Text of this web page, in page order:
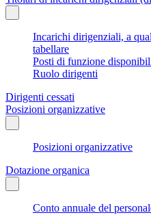
Incarichi dirigenziali, a
tabellare
Posti di funzione
Ruolo dirigenti
Dirigenti cessati
Posizioni organizzative
Posizioni organizzative
Dotazione organica
Conto annuale del